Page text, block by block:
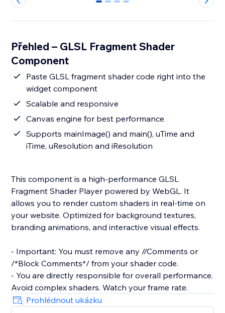
0 1 2 3
Přehled – GLSL Fragment Shader
Component
Paste GLSL fragment shader code right into the
widget component
Scalable and responsive
Canvas engine for best performance
Supports mainImage() and main(), uTime and
iTime, uResolution and iResolution
This component is a high-performance GLSL
Fragment Shader Player powered by WebGL. It
allows you to render custom shaders in real-time on
your website. Optimized for background textures,
branding animations, and interactive visual effects.
- Important: You must remove any //Comments or
/*Block Comments*/ from your shader code.
- You are directly responsible for overall performance.
Avoid complex shaders. Watch your frame rate.
Prohlédnout ukázku